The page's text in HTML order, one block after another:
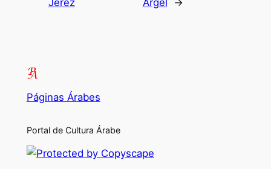
Páginas Árabes
Portal de Cultura Árabe